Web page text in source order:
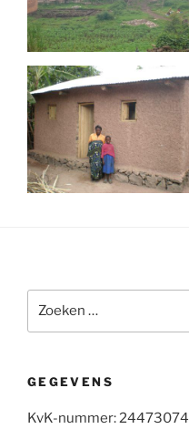
naar:
GEGEVENS
KvK-nummer: 24473074